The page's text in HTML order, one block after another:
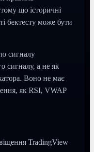
що історичні
бектесту може бути
сигналу
сигналу, а не як
Воно не має
як RSI, VWAP
TradingView